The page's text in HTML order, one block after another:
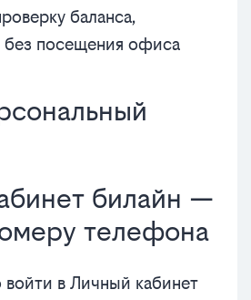
баланса,
без посещения офиса
билайн —
телефона
в Личный кабинет